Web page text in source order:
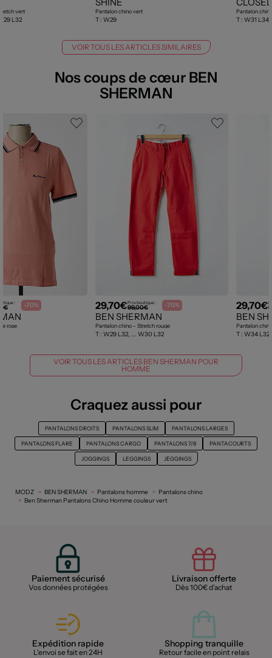
vert
L32
Pantalon chino vert
T : W29
Pantalon
T : W31 L34
VOIR TOUS LES ARTICLES SIMILAIRES
Nos coups de cœur BEN
SHERMAN
: -70%
rose
29,70€Prix boutique :
99,00€ -70%
BEN SHERMAN
Pantalon chino - Stretch rouge
T : W29 L32, ... W30 L32
29,70€
BEN
Pantalon
T : W34
VOIR TOUS LES ARTICLES BEN SHERMAN POUR
HOMME
Craquez aussi pour
PANTALONS DROITS PANTALONS SLIM PANTALONS LARGES
PANTALONS FLARE PANTALONS CARGO PANTALONS 7/8 PANTACOURTS
JOGGINGS LEGGINGS JEGGINGS
MODZ BEN SHERMAN Pantalons homme
Pantalons chino
Ben Sherman Pantalons Chino Homme couleur vert
Paiement sécurisé
Vos données protégées
Livraison offerte
Dès 100€ d'achat
Expédition rapide
L'envoi se fait en 24H
Shopping tranquille
Retour facile en point relais